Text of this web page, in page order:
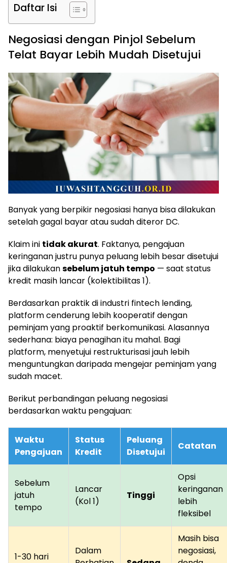
Daftar Isi
Negosiasi dengan Pinjol Sebelum
Telat Bayar Lebih Mudah Disetujui
Banyak yang berpikir negosiasi hanya bisa dilakukan
setelah gagal bayar atau sudah diteror DC.
Klaim ini tidak akurat. Faktanya, pengajuan
keringanan justru punya peluang lebih besar disetujui
jika dilakukansebelum jatuh tempo — saat status
kredit masih lancar (kolektibilitas 1).
Berdasarkan praktik di industri fintech lending,
platform cenderung lebih kooperatif dengan
peminjam yang proaktif berkomunikasi. Alasannya
sederhana: biaya penagihan itu mahal. Bagi
platform, menyetujui restrukturisasi jauh lebih
menguntungkan daripada mengejar peminjam yang
sudah macet.
Berikut perbandingan peluang negosiasi
berdasarkan waktu pengajuan:
Waktu
Pengajuan
Status
Kredit
Peluang
Disetujui
Catatan
Sebelum
jatuh
tempo
Lancar
(Kol 1)
Tinggi
Opsi
keringanan
lebih
fleksibel
1-30 hari
Dalam
Masih bisa
negosiasi,